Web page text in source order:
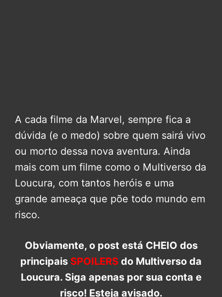
A cada filme da Marvel, sempre fica a
dúvida (e o medo) sobre quem sairá vivo
ou morto dessa nova aventura. Ainda
mais com um filme como o Multiverso da
Loucura, com tantos heróis e uma
grande ameaça que põe todo mundo em
risco.
Obviamente, o post está CHEIO dos
principais SPOILERS do Multiverso da
Loucura. Siga apenas por sua conta e
risco! Esteja avisado.